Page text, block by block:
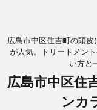
広島市中区住吉町の頭
が人気。トリートメン
い方と
広島市中区住
ンカ